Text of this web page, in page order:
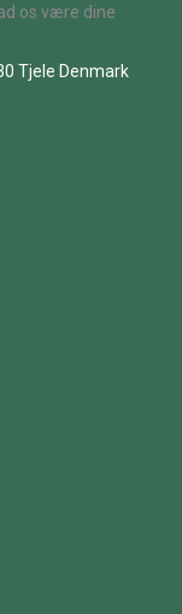
os være dine
Tjele Denmark